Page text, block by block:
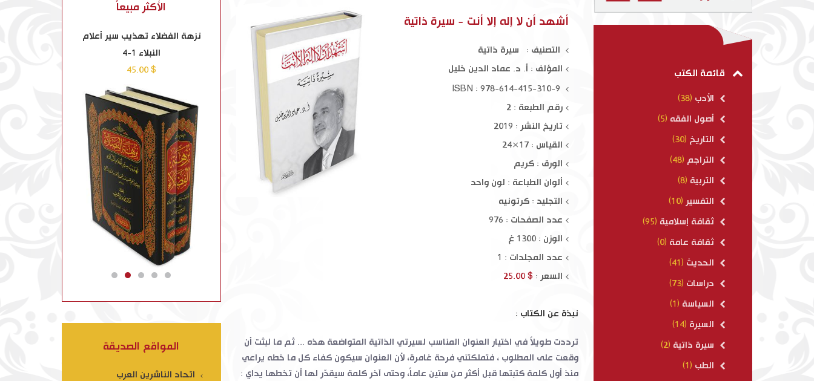
أشهد أن لا إله إلا أنت - سيرة ذاتية
التصنيف : سيرة ذاتية
المؤلف : أ. د. عماد الدين خليل
رقم الطبعة : 2
تاريخ النشر : 2019
القياس : 17×24
الورق : كريم
ألوان الطباعة : لون واحد
التجليد : كرتونيه
عدد الصفحات : 976
الوزن : 1300 غ
عدد المجلدات : 1
السعر : $ 25.00
نبذة عن الكتاب :
ترددت طويلاً في اختيار العنوان المناسب لسيرتي الذاتية المتواضعة هذه ... ثم ما لبثت أن
وقعت على المطلوب ، فتملكتني فرحة غامرة، لأن العنوان سيكون كفاء كل ما خطه يراعي
منذ أول كلمة كتبتها قبل أكثر من ستين عاماً، وحتى آخر كلمة سيقدّر لها أن تخطها يداي :
الأكثر مبيعاً
نزهة الفضلاء تهذيب سير أعلام
النبلاء 1-4
$ 45.00
القراءة الراشدة
$ 10.00 $ 80.00
المواقع الصديقة
اتحاد الناشرين العرب
قائمة الكتب
الأدب (38)
أصول الفقه (5)
التاريخ (30)
التراجم (48)
التربية (8)
التفسير (10)
ثقافة إسلامية (95)
ثقافة عامة (0)
الحديث (41)
دراسات (73)
السياسة (1)
السيرة (14)
سيرة ذاتية (2)
الطب (1)